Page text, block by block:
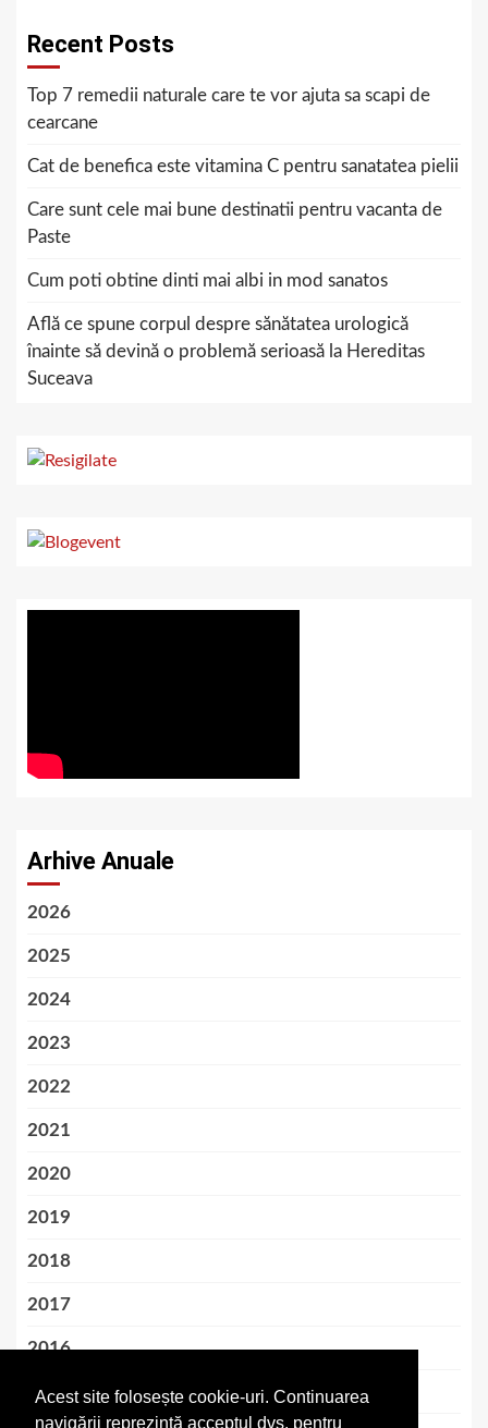
Acest site folosește cookie-uri. Continuarea
navigării reprezintă acceptul dvs. pentru
Recent Posts
Top 7 remedii naturale care te vor ajuta sa scapi de
cearcane
Cat de benefica este vitamina C pentru sanatatea pielii
Care sunt cele mai bune destinatii pentru vacanta de
Paste
Cum poti obtine dinti mai albi in mod sanatos
Află ce spune corpul despre sănătatea urologică
înainte să devină o problemă serioasă la Hereditas
Suceava
Arhive Anuale
2026
2025
2024
2023
2022
2021
2020
2019
2018
2017
2016
2015